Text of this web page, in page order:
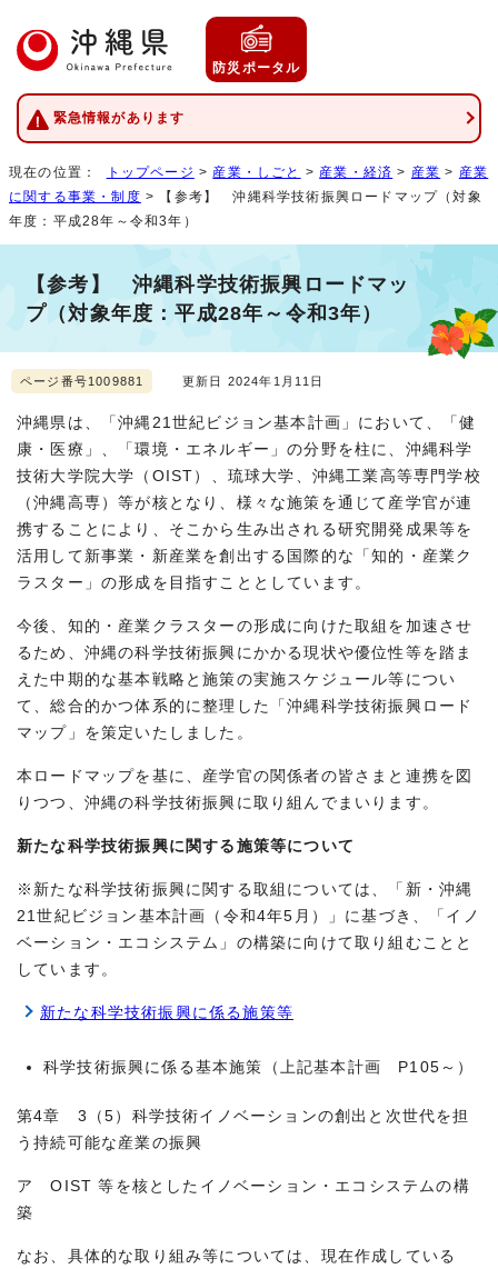
防災ポータル
緊急情報があります
現在の位置： トップページ > 産業・しごと > 産業・経済 > 産業 > 産業
に関する事業・制度 > 【参考】 沖縄科学技術振興ロードマップ（対象
年度：平成28年～令和3年）
【参考】 沖縄科学技術振興ロードマッ
プ（対象年度：平成28年～令和3年）
ページ番号1009881 更新日 2024年1月11日
沖縄県は、「沖縄21世紀ビジョン基本計画」において、「健
康・医療」、「環境・エネルギー」の分野を柱に、沖縄科学
技術大学院大学（OIST）、琉球大学、沖縄工業高等専門学校
（沖縄高専）等が核となり、様々な施策を通じて産学官が連
携することにより、そこから生み出される研究開発成果等を
活用して新事業・新産業を創出する国際的な「知的・産業ク
ラスター」の形成を目指すこととしています。
今後、知的・産業クラスターの形成に向けた取組を加速させ
るため、沖縄の科学技術振興にかかる現状や優位性等を踏ま
えた中期的な基本戦略と施策の実施スケジュール等につい
て、総合的かつ体系的に整理した「沖縄科学技術振興ロード
マップ」を策定いたしました。
本ロードマップを基に、産学官の関係者の皆さまと連携を図
りつつ、沖縄の科学技術振興に取り組んでまいります。
新たな科学技術振興に関する施策等について
※新たな科学技術振興に関する取組については、「新・沖縄
21世紀ビジョン基本計画（令和4年5月）」に基づき、「イノ
ベーション・エコシステム」の構築に向けて取り組むことと
しています。
新たな科学技術振興に係る施策等
科学技術振興に係る基本施策（上記基本計画 P105～）
第4章 3（5）科学技術イノベーションの創出と次世代を担
う持続可能な産業の振興
ア OIST 等を核としたイノベーション・エコシステムの構
築
なお、具体的な取り組み等については、現在作成している